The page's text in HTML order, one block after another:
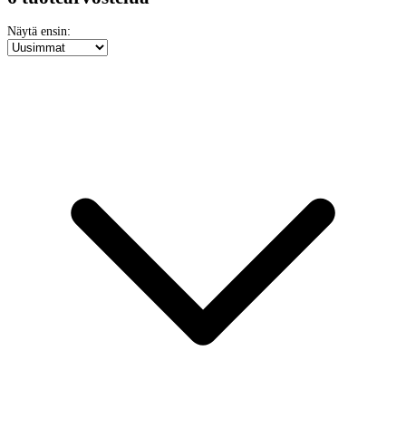
Näytä ensin: